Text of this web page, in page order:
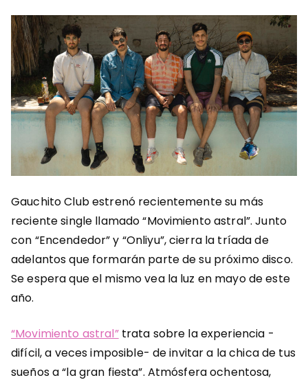
Gauchito Club estrenó recientemente su más
reciente single llamado “Movimiento astral”. Junto
con “Encendedor” y “Onliyu”, cierra la tríada de
adelantos que formarán parte de su próximo disco.
Se espera que el mismo vea la luz en mayo de este
año.
“Movimiento astral”trata sobre la experiencia -
difícil, a veces imposible- de invitar a la chica de tus
sueños a “la gran fiesta”. Atmósfera ochentosa,